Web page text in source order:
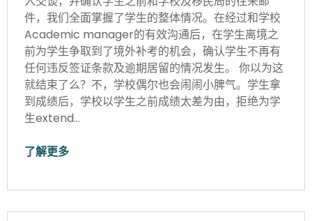
件，我们全面掌握了学生的整体情况。在经过和学校
Academic manager的有效沟通后，在学生离境之
前为学生争取到了境外补考的机会，确认学生不再有
任何违反签证条款及逾期居留的情况发生。 你以为这
就结束了么？不，学校偶尔也会闹闹小脾气。学生拿
到成绩后，学校以学生之前成绩太差为由，拒绝为学
生extend…
了解更多